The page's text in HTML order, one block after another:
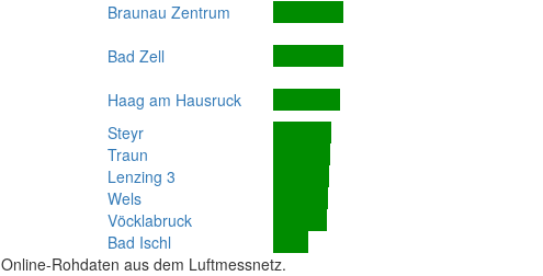
Braunau Zentrum
Bad Zell
Haag am Hausruck
Steyr
Traun
Lenzing 3
Wels
Vöcklabruck
Bad Ischl
Rohdaten aus dem Luftmessnetz.